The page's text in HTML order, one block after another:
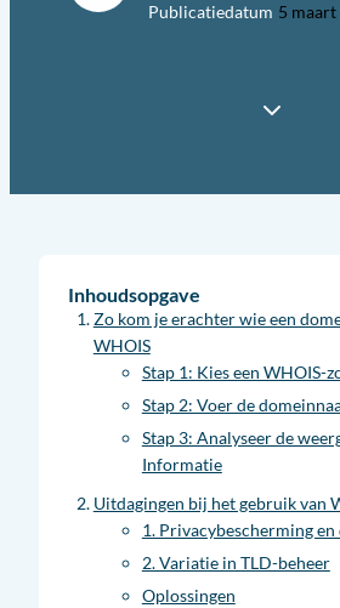
Publicatiedatum 5
Inhoudsopgave
Zo kom je erachter wie een
WHOIS
Stap 1: Kies een WHOIS-
Stap 2: Voer de
Stap 3: Analyseer de
Informatie
Uitdagingen bij het gebruik van
1. Privacybescherming en
2. Variatie in TLD-beheer
Oplossingen